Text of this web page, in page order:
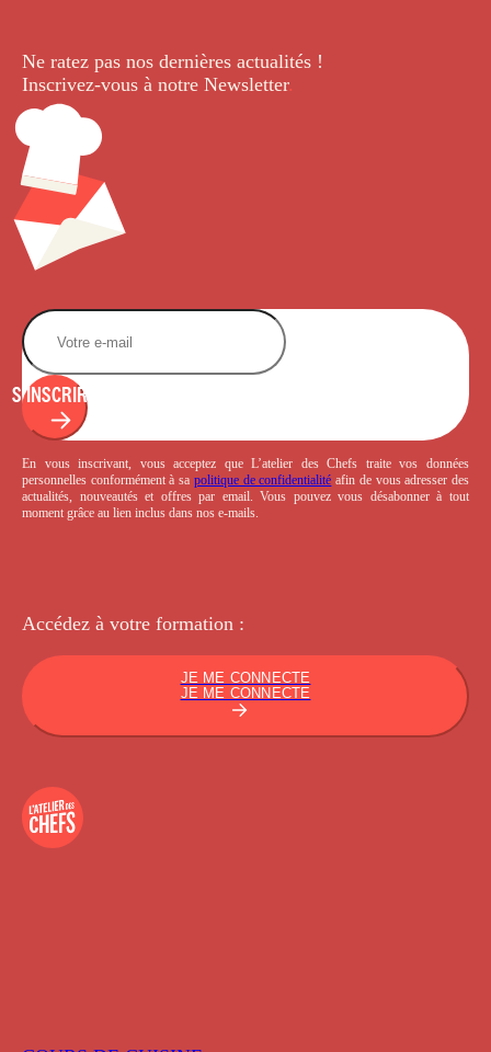
Ne ratez pas nos dernières actualités !
Inscrivez-vous à notre Newsletter.
S'INSCRIRE
En vous inscrivant, vous acceptez que L’atelier des Chefs traite vos données
personnelles conformément à sa politique de confidentialité afin de vous adresser des
actualités, nouveautés et offres par email. Vous pouvez vous désabonner à tout
moment grâce au lien inclus dans nos e-mails.
Accédez à votre formation :
JE ME CONNECTE
JE ME CONNECTE